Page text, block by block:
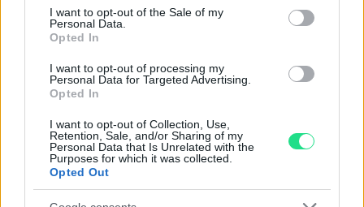
consent section.
I want to opt-out of the Sale of my
Personal Data.
Opted In
I want to opt-out of processing my
Personal Data for Targeted Advertising.
Opted In
I want to opt-out of Collection, Use,
Retention, Sale, and/or Sharing of my
Personal Data that Is Unrelated with the
Purposes for which it was collected.
Opted Out
all'acquisto
Contattaci per richiedere maggiori
informazioni o prenotare una